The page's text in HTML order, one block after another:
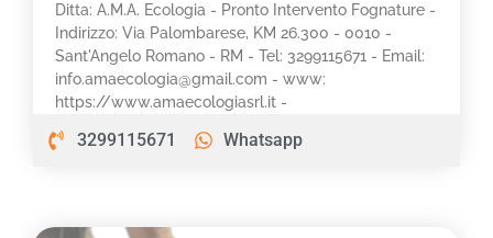
Ditta: A.M.A. Ecologia - Pronto Intervento Fognature -
Indirizzo: Via Palombarese, KM 26.300 - 0010 -
Sant'Angelo Romano - RM - Tel: 3299115671 - Email:
info.amaecologia@gmail.com - www:
https://www.amaecologiasrl.it -
3299115671 Whatsapp